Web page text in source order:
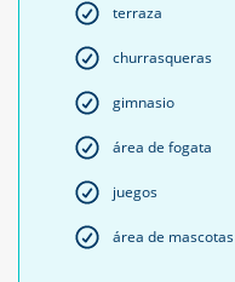
terraza
churrasqueras
gimnasio
área de fogata
juegos
área de mascotas